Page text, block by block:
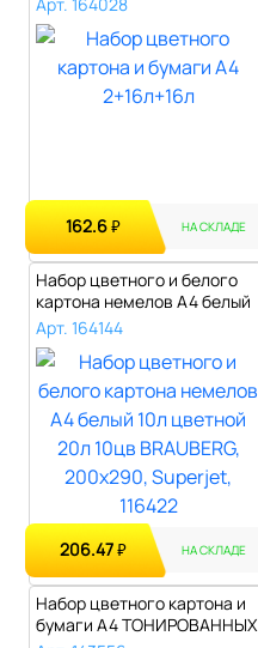
162.6₽ НА СКЛАДЕ
Набор цветного и белого
картона немелов A4 белый
10л цв..
Арт. 164144
206.47₽ НА СКЛАДЕ
Набор цветного картона и
бумаги А4 ТОНИРОВАННЫХ